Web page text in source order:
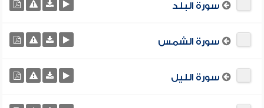
سورة البلد
سورة الشمس
سورة الليل